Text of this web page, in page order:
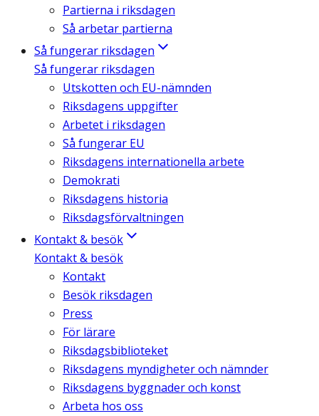
Partierna i riksdagen
Så arbetar partierna
Så fungerar riksdagen
Så fungerar riksdagen
Utskotten och EU-nämnden
Riksdagens uppgifter
Arbetet i riksdagen
Så fungerar EU
Riksdagens internationella arbete
Demokrati
Riksdagens historia
Riksdagsförvaltningen
Kontakt & besök
Kontakt & besök
Kontakt
Besök riksdagen
Press
För lärare
Riksdagsbiblioteket
Riksdagens myndigheter och nämnder
Riksdagens byggnader och konst
Arbeta hos oss